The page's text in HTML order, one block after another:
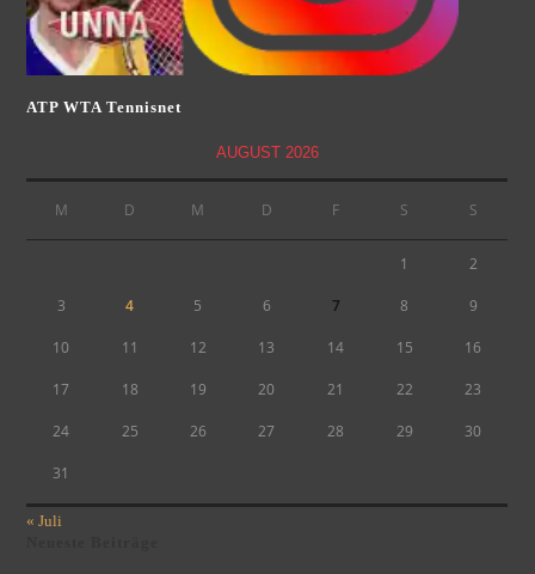
ATP WTA Tennisnet
AUGUST 2026
M D M D F S S
1 2
3 4 5 6 7 8 9
10 11 12 13 14 15 16
17 18 19 20 21 22 23
24 25 26 27 28 29 30
31
« Juli